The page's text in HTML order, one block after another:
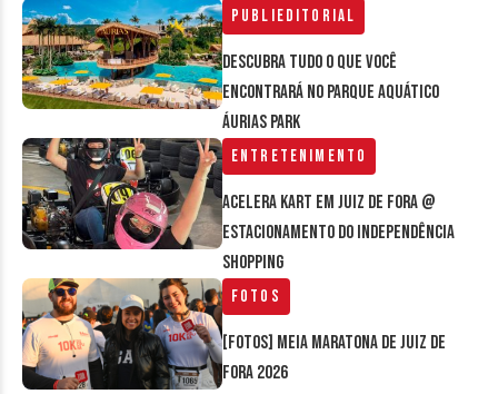
Publieditorial
Descubra tudo o que você
encontrará no parque aquático
Áurias Park
Entretenimento
Acelera Kart em Juiz de Fora @
estacionamento do Independência
Shopping
Fotos
[FOTOS] Meia Maratona de Juiz de
Fora 2026